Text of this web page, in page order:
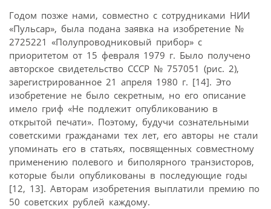
Годом позже нами, совместно с сотрудниками НИИ
«Пульсар», была подана заявка на изобретение №
2725221 «Полупроводниковый прибор» с
приоритетом от 15 февраля 1979 г. Было получено
авторское свидетельство СССР № 757051 (рис. 2),
зарегистрированное 21 апреля 1980 г. [14]. Это
изобретение не было секретным, но его описание
имело гриф «Не подлежит опубликованию в
открытой печати». Поэтому, будучи сознательными
советскими гражданами тех лет, его авторы не стали
упоминать его в статьях, посвященных совместному
применению полевого и биполярного транзисторов,
которые были опубликованы в последующие годы
[12, 13]. Авторам изобретения выплатили премию по
50 советских рублей каждому.